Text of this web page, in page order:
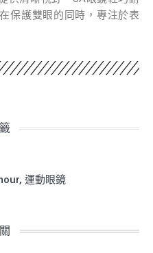
保護雙眼的同時，專注於表
, 運動眼鏡